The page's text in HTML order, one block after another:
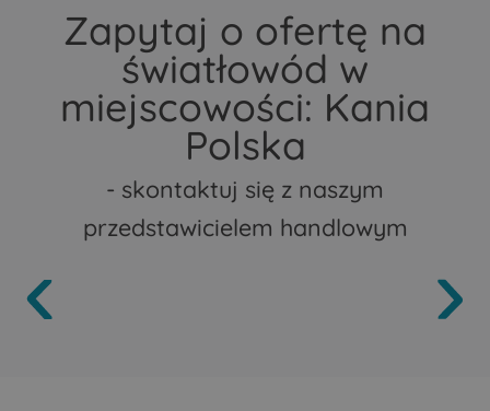
Zapytaj o ofertę na
światłowód w
miejscowości: Kania
Polska
- skontaktuj się z naszym
przedstawicielem handlowym